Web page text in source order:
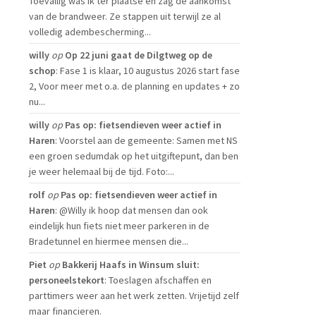
van de brandweer. Ze stappen uit terwijl ze al
volledig adembescherming...
willy op Op 22 juni gaat de Dilgtweg op de
schop: Fase 1 is klaar, 10 augustus 2026 start fase
2, Voor meer met o.a. de planning en updates + zo
nu...
willy op Pas op: fietsendieven weer actief in
Haren: Voorstel aan de gemeente: Samen met NS
een groen sedumdak op het uitgiftepunt, dan ben
je weer helemaal bij de tijd. Foto:...
rolf op Pas op: fietsendieven weer actief in
Haren: @Willy ik hoop dat mensen dan ook
eindelijk hun fiets niet meer parkeren in de
Bradetunnel en hiermee mensen die...
Piet op Bakkerij Haafs in Winsum sluit:
personeelstekort: Toeslagen afschaffen en
parttimers weer aan het werk zetten. Vrijetijd zelf
maar financieren.